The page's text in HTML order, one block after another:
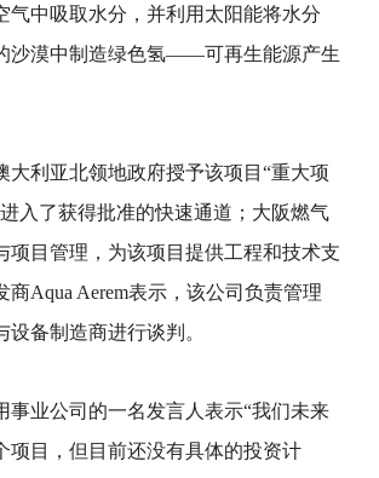
气中吸取水分，并利用太阳能将水分
沙漠中制造绿色氢——可再生能源产生
利亚北领地政府授予该项目“重大项
入了获得批准的快速通道；大阪燃气
项目管理，为该项目提供工程和技术支
商Aqua Aerem表示，该公司负责管理
设备制造商进行谈判。
业公司的一名发言人表示“我们未来
项目，但目前还没有具体的投资计